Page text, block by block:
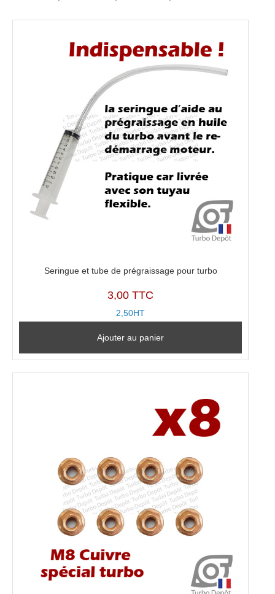
Seringue et tube de prégraissage pour turbo
3,00 TTC
2,50HT
Ajouter au panier